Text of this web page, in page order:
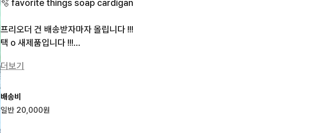
🫧 favorite things soap cardigan
프리오더 건 배송받자마자 올립니다 !!!
택 o 새제품입니다 !!!
구매가격에서 조금 깎아서 올립니당
더보기
배송비
일반 20,000원